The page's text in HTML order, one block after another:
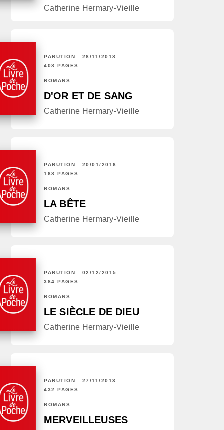
Catherine Hermary-Vieille
PARUTION : 28/11/2018
408 PAGES
ROMANS
D'OR ET DE SANG
Catherine Hermary-Vieille
PARUTION : 20/01/2016
168 PAGES
ROMANS
LA BÊTE
Catherine Hermary-Vieille
PARUTION : 02/12/2015
384 PAGES
ROMANS
LE SIÈCLE DE DIEU
Catherine Hermary-Vieille
PARUTION : 27/11/2013
432 PAGES
ROMANS
MERVEILLEUSES